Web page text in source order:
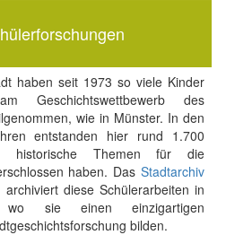
haben seit 1973 so viele Kinder
Geschichtswettbewerb des
wie in Münster. In den
entstanden hier rund 1.700
historische Themen für die
haben. DasStadtarchiv
diese Schülerarbeiten in
wo sie einen einzigartigen
bilden.